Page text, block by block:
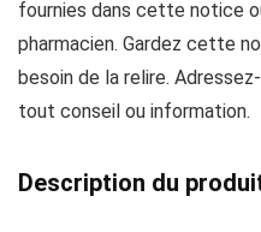
fournies dans cette notice
pharmacien. Gardez cette
besoin de la relire.
tout conseil ou information.
Description du